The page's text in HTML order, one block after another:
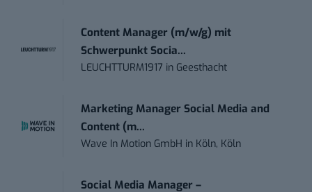
Content Manager (m/w/g) mit
Schwerpunkt Socia...
LEUCHTTURM1917 in Geesthacht
Marketing Manager Social Media and
Content (m...
Wave In Motion GmbH in Köln, Köln
Social Media Manager –